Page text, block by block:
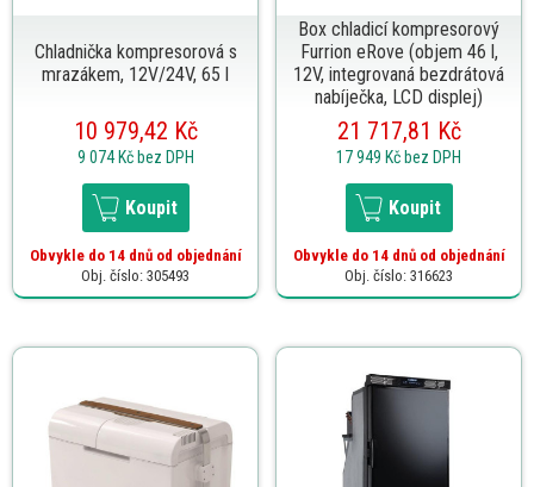
Chladnička kompresorová s
mrazákem, 12V/24V, 65 l
10 979,42 Kč
9 074 Kč bez DPH
Koupit
Obvykle do 14 dnů od objednání
Obj. číslo: 305493
Box chladicí kompresorový
Furrion eRove (objem 46 l,
12V, integrovaná bezdrátová
nabíječka, LCD displej)
21 717,81 Kč
17 949 Kč bez DPH
Koupit
Obvykle do 14 dnů od objednání
Obj. číslo: 316623